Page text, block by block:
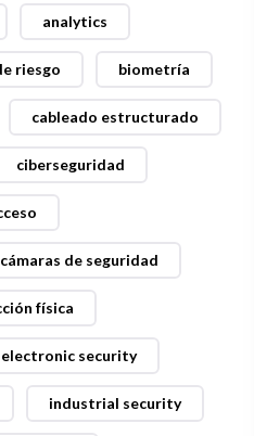
analytics
riesgo biometría
cableado estructurado
ciberseguridad
cámaras de seguridad
física
electronic security
industrial security